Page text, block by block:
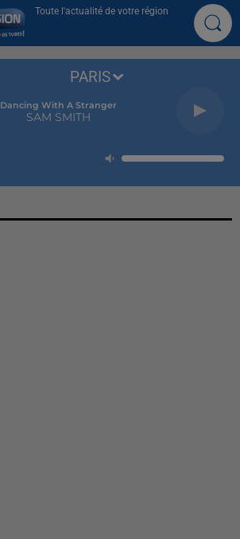
Toute l'actualité de votre région
Dancing With A Stranger
SAM SMITH
PARIS